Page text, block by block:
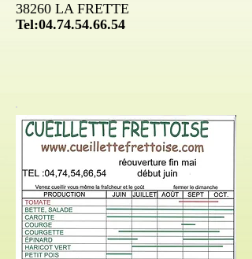
38260 LA FRETTE
Tel:04.74.54.66.54